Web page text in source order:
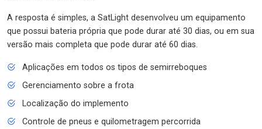
A resposta é simples, a SatLight desenvolveu um equipamento
que possui bateria própria que pode durar até 30 dias, ou em sua
versão mais completa que pode durar até 60 dias.
Aplicações em todos os tipos de semirreboques
Gerenciamento sobre a frota
Localização do implemento
Controle de pneus e quilometragem percorrida